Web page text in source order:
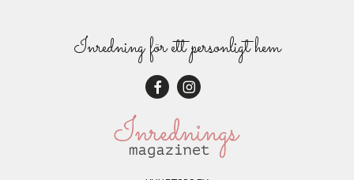
Inredning för ett personligt hem